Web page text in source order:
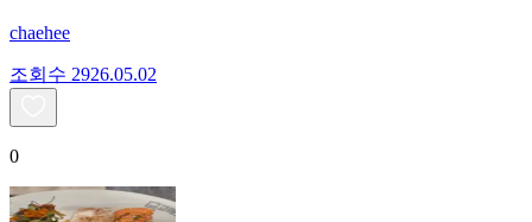
chaehee
조회수 2926.05.02
0